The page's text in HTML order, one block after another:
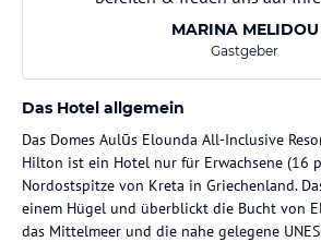
MARINA MELIDOU
Gastgeber
Das Hotel allgemein
Das Domes Aulūs Elounda All-Inclusive
Hilton ist ein Hotel nur für Erwachsene (16
Nordostspitze von Kreta in Griechenland.
einem Hügel und überblickt die Bucht von
das Mittelmeer und die nahe gelegene